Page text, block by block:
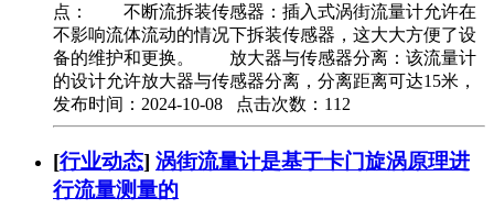
点： 不断流拆装传感器：插入式涡街流量计允许在
不影响流体流动的情况下拆装传感器，这大大方便了设
备的维护和更换。 放大器与传感器分离：该流量计
的设计允许放大器与传感器分离，分离距离可达15米，
发布时间：2024-10-08 点击次数：112
[行业动态] 涡街流量计是基于卡门旋涡原理进
行流量测量的